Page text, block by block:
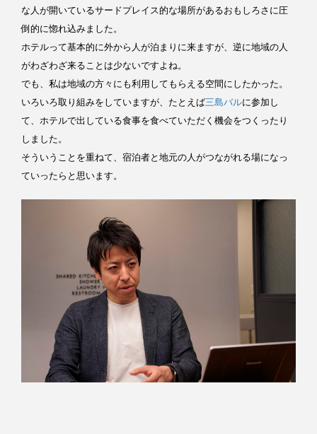
な人が開いているサードプレイス的な場所があるおもしろさに圧
倒的に惚れ込みました。
ホテルって基本的に外から人が泊まりに来ますが、逆に地域の人
がわざわざ来ることは少ないですよね。
でも、私は地域の方々にも利用してもらえる空間にしたかった。
いろいろ取り組みをしていますが、たとえば三島バルに参加し
て、ホテルで出している食事を食べていただく機会をつくったり
しました。
そういうことを重ねて、宿泊者と地元の人がつながれる場になっ
ていったらと思います。